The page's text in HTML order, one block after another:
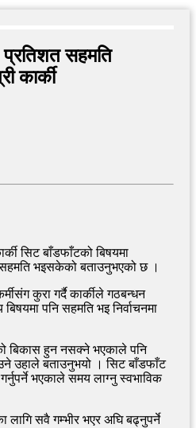
सहमति
कार्की
सिट बाँडफाँटको बिषयमा
भइसकेको बताउनुभएको छ ।
कुरा गर्दै कार्कीले गठबन्धन
पनि सहमति भइ निर्वाचनमा
बिकास हुन नसक्ने भएकाले पनि
उहाले बताउनुभयो । सिट बाँडफाँट
भएकाले समय लाग्नु स्वभाविक
लागि सवै गम्भीर भएर अघि बढ्नुपर्ने